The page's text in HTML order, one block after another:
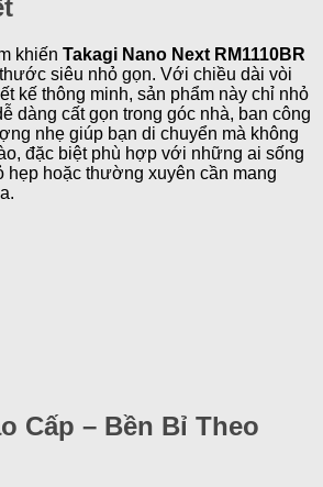
khiến Takagi Nano Next RM1110BR
siêu nhỏ gọn. Với chiều dài vòi
kế thông minh, sản phẩm này chỉ nhỏ
dàng cất gọn trong góc nhà, ban công
nhẹ giúp bạn di chuyển mà không
đặc biệt phù hợp với những ai sống
hẹp hoặc thường xuyên cần mang
Cấp – Bền Bỉ Theo